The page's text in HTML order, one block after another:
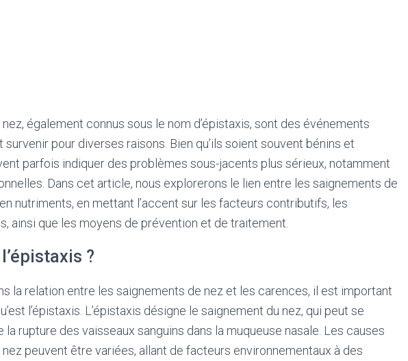
également connus sous le nom d’épistaxis, sont des événements
survenir pour diverses raisons. Bien qu’ils soient souvent bénins et
parfois indiquer des problèmes sous-jacents plus sérieux, notamment
Dans cet article, nous explorerons le lien entre les saignements de
nutriments, en mettant l’accent sur les facteurs contributifs, les
ainsi que les moyens de prévention et de traitement.
?
la relation entre les saignements de nez et les carences, il est important
l’épistaxis. L’épistaxis désigne le saignement du nez, qui peut se
la rupture des vaisseaux sanguins dans la muqueuse nasale. Les causes
peuvent être variées, allant de facteurs environnementaux à des